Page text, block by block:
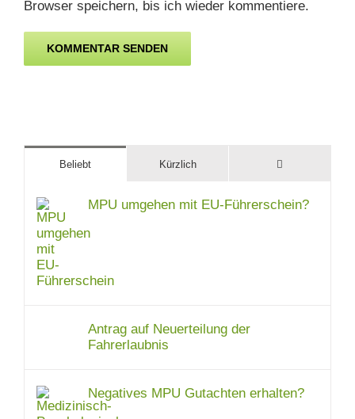
Browser speichern, bis ich wieder kommentiere.
Beliebt Kürzlich
MPU umgehen mit EU-Führerschein?
Antrag auf Neuerteilung der
Fahrerlaubnis
Negatives MPU Gutachten erhalten?